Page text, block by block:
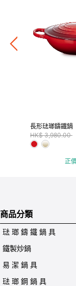
長形琺瑯鑄鐵鍋
Price reduced
HK$ 3,980.00to
正
商品分類
琺 瑯 鑄 鐵 鍋 具
鐵製炒鍋
易 潔 鍋 具
琺 瑯 鋼 鍋 具